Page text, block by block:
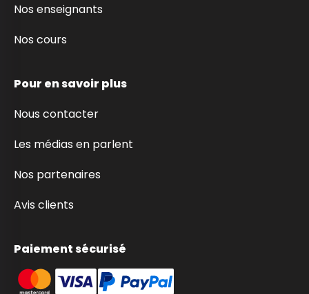
Nos enseignants
Nos cours
Pour en savoir plus
Nous contacter
Les médias en parlent
Nos partenaires
Avis clients
Paiement sécurisé